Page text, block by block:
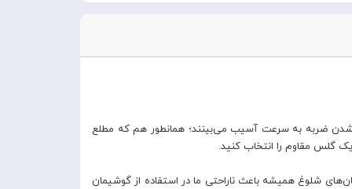
شدن ضربه به سرعت آسیب می‌بینند؛ همانطور هم که مطلع
یک گلس مقاوم را انتخاب کنید.
شلوغ همیشه باعث ناراحتی ما در استفاده از گوشیمان